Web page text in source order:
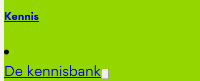
Kennis
De kennisbank